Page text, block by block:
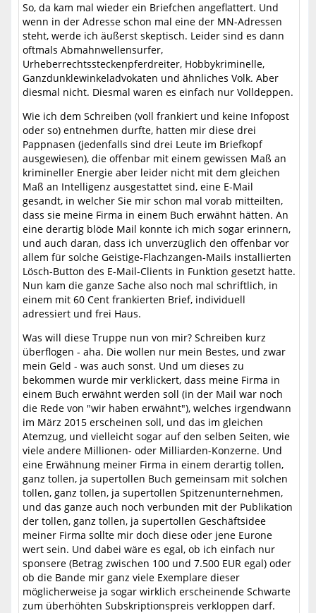
So, da kam mal wieder ein Briefchen angeflattert. Und
wenn in der Adresse schon mal eine der MN-Adressen
steht, werde ich äußerst skeptisch. Leider sind es dann
oftmals Abmahnwellensurfer,
Urheberrechtssteckenpferdreiter, Hobbykriminelle,
Ganzdunklewinkeladvokaten und ähnliches Volk. Aber
diesmal nicht. Diesmal waren es einfach nur Volldeppen.
Wie ich dem Schreiben (voll frankiert und keine Infopost
oder so) entnehmen durfte, hatten mir diese drei
Pappnasen (jedenfalls sind drei Leute im Briefkopf
ausgewiesen), die offenbar mit einem gewissen Maß an
krimineller Energie aber leider nicht mit dem gleichen
Maß an Intelligenz ausgestattet sind, eine E-Mail
gesandt, in welcher Sie mir schon mal vorab mitteilten,
dass sie meine Firma in einem Buch erwähnt hätten. An
eine derartig blöde Mail konnte ich mich sogar erinnern,
und auch daran, dass ich unverzüglich den offenbar vor
allem für solche Geistige-Flachzangen-Mails installierten
Lösch-Button des E-Mail-Clients in Funktion gesetzt hatte.
Nun kam die ganze Sache also noch mal schriftlich, in
einem mit 60 Cent frankierten Brief, individuell
adressiert und frei Haus.
Was will diese Truppe nun von mir? Schreiben kurz
überflogen - aha. Die wollen nur mein Bestes, und zwar
mein Geld - was auch sonst. Und um dieses zu
bekommen wurde mir verklickert, dass meine Firma in
einem Buch erwähnt werden soll (in der Mail war noch
die Rede von "wir haben erwähnt"), welches irgendwann
im März 2015 erscheinen soll, und das im gleichen
Atemzug, und vielleicht sogar auf den selben Seiten, wie
viele andere Millionen- oder Milliarden-Konzerne. Und
eine Erwähnung meiner Firma in einem derartig tollen,
ganz tollen, ja supertollen Buch gemeinsam mit solchen
tollen, ganz tollen, ja supertollen Spitzenunternehmen,
und das ganze auch noch verbunden mit der Publikation
der tollen, ganz tollen, ja supertollen Geschäftsidee
meiner Firma sollte mir doch diese oder jene Eurone
wert sein. Und dabei wäre es egal, ob ich einfach nur
sponsere (Betrag zwischen 100 und 7.500 EUR egal) oder
ob die Bande mir ganz viele Exemplare dieser
möglicherweise ja sogar wirklich erscheinende Schwarte
zum überhöhten Subskriptionspreis verkloppen darf.